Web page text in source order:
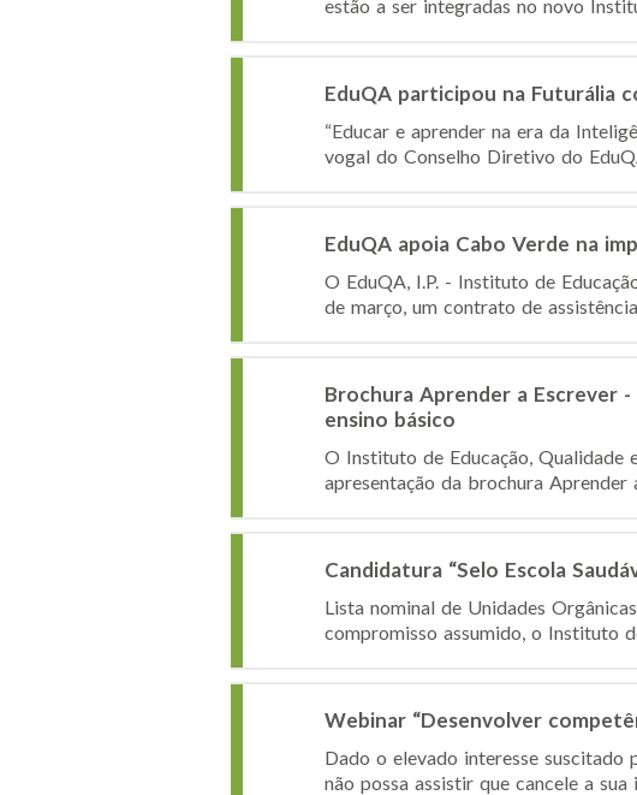
estão a ser integradas no novo
EduQA participou na Futurália
“Educar e aprender na era da
vogal do Conselho Diretivo do
EduQA apoia Cabo Verde na
O EduQA, I.P. - Instituto de
de março, um contrato de
Brochura Aprender a Escrever
ensino básico
O Instituto de Educação, Qualidade
apresentação da brochura Aprender
Candidatura “Selo Escola
Lista nominal de Unidades
compromisso assumido, o Instituto
Webinar “Desenvolver
Dado o elevado interesse
não possa assistir que cancele a